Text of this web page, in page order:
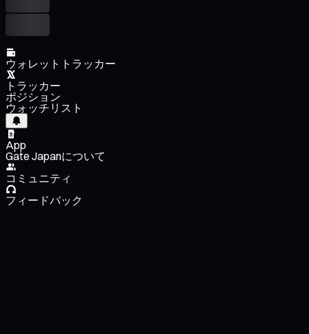
ウォレットトラッカー
トラッカー
ポジション
ウォッチリスト
App
Gate Japanについて
コミュニティ
フィードバック